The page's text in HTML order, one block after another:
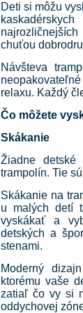
Deti si môžu
chuťou
Návšteva
relaxu. Každý
Čo môžete
Skákanie
Žiadne
trampolín. Tie
Skákanie na
u malých detí
vyskákať a
detských a
stenami.
Moderný
ktorému vaše
zatiaľ čo vy si
oddychovej